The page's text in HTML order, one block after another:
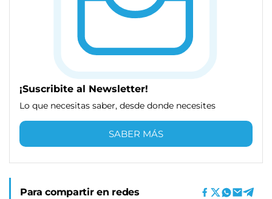
¡Suscribite al Newsletter!
Lo que necesitas saber, desde donde necesites
SABER MÁS
Para compartir en redes